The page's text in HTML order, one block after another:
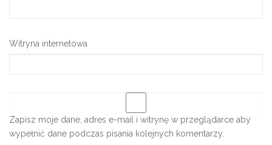
Witryna internetowa
Zapisz moje dane, adres e-mail i witrynę w przeglądarce aby
wypełnić dane podczas pisania kolejnych komentarzy.